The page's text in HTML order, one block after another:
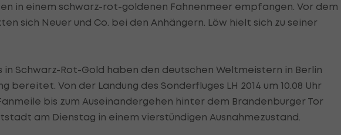
in einem schwarz-rot-goldenen Fahnenmeer empfangen. Vor dem
sich Neuer und Co. bei den Anhängern. Löw hielt sich zu seiner
in Schwarz-Rot-Gold haben den deutschen Weltmeistern in Berlin
bereitet. Von der Landung des Sonderfluges LH 2014 um 10.08 Uhr
bis zum Auseinandergehen hinter dem Brandenburger Tor
am Dienstag in einem vierstündigen Ausnahmezustand.